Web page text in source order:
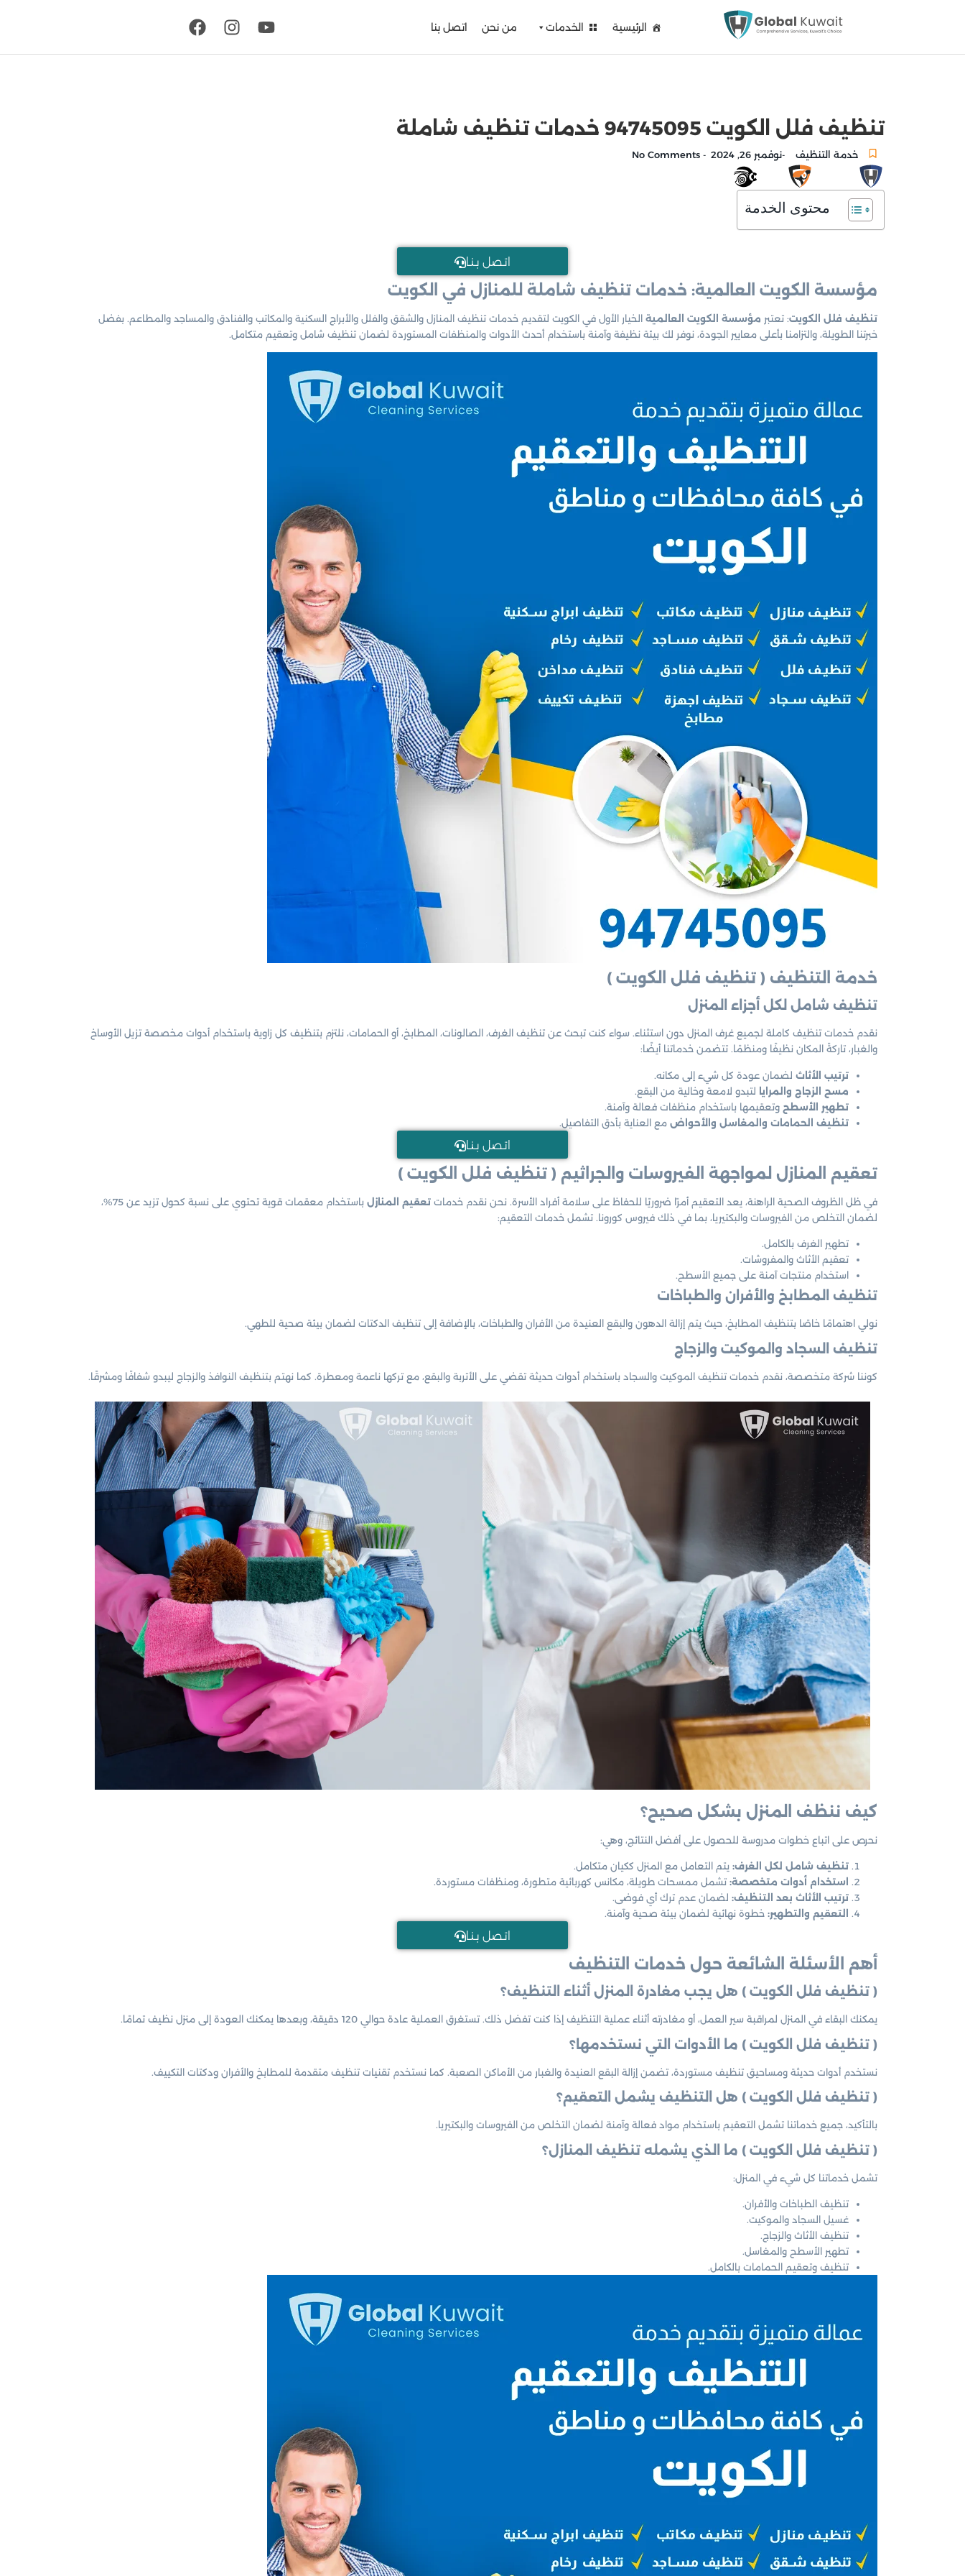
الرئيسية الخدمات من نحن اتصل بنا
تنظيف فلل الكويت 94745095 خدمات تنظيف شاملة
خدمة التنظيف -نوفمبر 26, 2024 -
محتوى الخدمة
اتـصل بـنـا
مؤسسة الكويت العالمية: خدمات تنظيف شاملة للمنازل في الكويت
تنظيف فلل الكويت: تعتبر مؤسسة الكويت العالمية الخيار الأول في الكويت لتقديم خدمات تنظيف المنازل والشقق والفلل والأبراج السكنية والمكاتب والفنادق والمساجد والمطاعم. بفضل
خبرتنا الطويلة، والتزامنا بأعلى معايير الجودة، نوفر لك بيئة نظيفة وآمنة باستخدام أحدث الأدوات والمنظفات المستوردة لضمان تنظيف شامل وتعقيم متكامل.
خدمة التنظيف ( تنظيف فلل الكويت )
تنظيف شامل لكل أجزاء المنزل
نقدم خدمات تنظيف كاملة لجميع غرف المنزل دون استثناء. سواء كنت تبحث عن تنظيف الغرف، الصالونات، المطابخ، أو الحمامات، نلتزم بتنظيف كل زاوية باستخدام أدوات مخصصة تزيل الأوساخ
والغبار، تاركةً المكان نظيفًا ومنظمًا. تتضمن خدماتنا أيضًا:
ترتيب الأثاث لضمان عودة كل شيء إلى مكانه.
مسح الزجاج والمرايا لتبدو لامعة وخالية من البقع.
تطهير الأسطح وتعقيمها باستخدام منظفات فعالة وآمنة.
تنظيف الحمامات والمغاسل والأحواض مع العناية بأدق التفاصيل.
اتـصل بـنـا
تعقيم المنازل لمواجهة الفيروسات والجراثيم ( تنظيف فلل الكويت )
في ظل الظروف الصحية الراهنة، يعد التعقيم أمرًا ضروريًا للحفاظ على سلامة أفراد الأسرة. نحن نقدم خدمات تعقيم المنازل
باستخدام معقمات قوية تحتوي على نسبة كحول تزيد عن 75%،
لضمان التخلص من الفيروسات والبكتيريا، بما في ذلك فيروس كورونا. تشمل خدمات التعقيم:
تطهير الغرف بالكامل.
تعقيم الأثاث والمفروشات.
استخدام منتجات آمنة على جميع الأسطح.
تنظيف المطابخ والأفران والطباخات
نولي اهتمامًا خاصًا بتنظيف المطابخ، حيث يتم إزالة الدهون والبقع العنيدة من الأفران والطباخات، بالإضافة إلى تنظيف الدكتات لضمان بيئة صحية للطهي.
تنظيف السجاد والموكيت والزجاج
كوننا شركة متخصصة، نقدم خدمات تنظيف الموكيت والسجاد باستخدام أدوات حديثة تقضي على الأتربة والبقع، مع تركها ناعمة ومعطرة. كما نهتم بتنظيف النوافذ والزجاج ليبدو شفافًا ومشرقًا.
كيف ننظف المنزل بشكل صحيح؟
نحرص على اتباع خطوات مدروسة للحصول على أفضل النتائج، وهي:
تنظيف شامل لكل الغرف: يتم التعامل مع المنزل ككيان متكامل.
استخدام أدوات متخصصة: تشمل ممسحات طويلة، مكانس كهربائية متطورة، ومنظفات مستوردة.
ترتيب الأثاث بعد التنظيف: لضمان عدم ترك أي فوضى.
التعقيم والتطهير: خطوة نهائية لضمان بيئة صحية وآمنة.
اتـصل بـنـا
أهم الأسئلة الشائعة حول خدمات التنظيف
( تنظيف فلل الكويت ) هل يجب مغادرة المنزل أثناء التنظيف؟
يمكنك البقاء في المنزل لمراقبة سير العمل، أو مغادرته أثناء عملية التنظيف إذا كنت تفضل ذلك. تستغرق العملية عادة حوالي 120 دقيقة، وبعدها يمكنك العودة إلى منزل نظيف تمامًا.
( تنظيف فلل الكويت ) ما الأدوات التي نستخدمها؟
نستخدم أدوات حديثة ومساحيق تنظيف مستوردة، تضمن إزالة البقع العنيدة والغبار من الأماكن الصعبة. كما نستخدم تقنيات تنظيف متقدمة للمطابخ والأفران ودكتات التكييف.
( تنظيف فلل الكويت ) هل التنظيف يشمل التعقيم؟
بالتأكيد، جميع خدماتنا تشمل التعقيم باستخدام مواد فعالة وآمنة لضمان التخلص من الفيروسات والبكتيريا.
( تنظيف فلل الكويت ) ما الذي يشمله تنظيف المنازل؟
تشمل خدماتنا كل شيء في المنزل:
تنظيف الطباخات والأفران.
غسيل السجاد والموكيت.
تنظيف الأثاث والزجاج.
تطهير الأسطح والمغاسل.
تنظيف وتعقيم الحمامات بالكامل.